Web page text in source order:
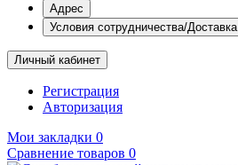
Адрес
Условия сотрудничества/Доставка
Личный кабинет
Регистрация
Авторизация
Мои закладки 0
Сравнение товаров 0